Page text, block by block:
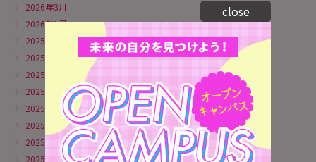
2026年3月
2026年1月
2025年12月
2025年11月
2025年10月
2025年9月
2025年8月
2025年7月
2025年6月
2025年5月
close